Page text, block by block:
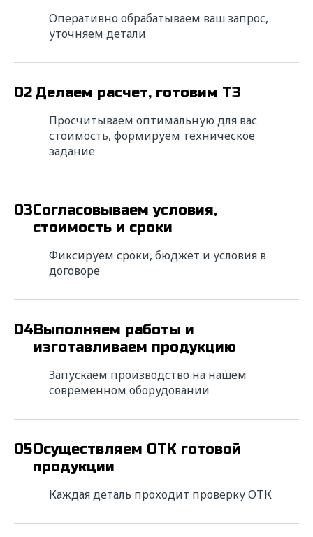
Оперативно обрабатываем ваш запрос,
уточняем детали
02 Делаем расчет, готовим ТЗ
Просчитываем оптимальную для вас
стоимость, формируем техническое
задание
03Согласовываем условия,
стоимость и сроки
Фиксируем сроки, бюджет и условия в
договоре
04Выполняем работы и
изготавливаем продукцию
Запускаем производство на нашем
современном оборудовании
05Осуществляем ОТК готовой
продукции
Каждая деталь проходит проверку ОТК
исполнителя? Напишите нам!
Мы свяжемся с вами в ближайшее время для
уточнения деталей расчета и в короткие
сроки подготовим коммерческое
предложение с выгодными условиями
ФИО*
Название компании*
ИНН*
Телефон*